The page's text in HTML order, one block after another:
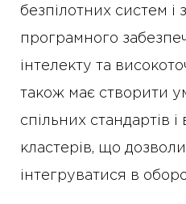
безпілотних систем і
програмного
інтелекту та
також має створити
спільних стандартів
кластерів, що
інтегруватися в